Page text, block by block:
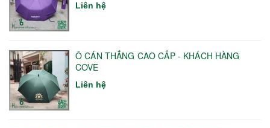
Liên hệ
Ô CÁN THẲNG CAO CẤP - KHÁCH HÀNG
COVE
Liên hệ